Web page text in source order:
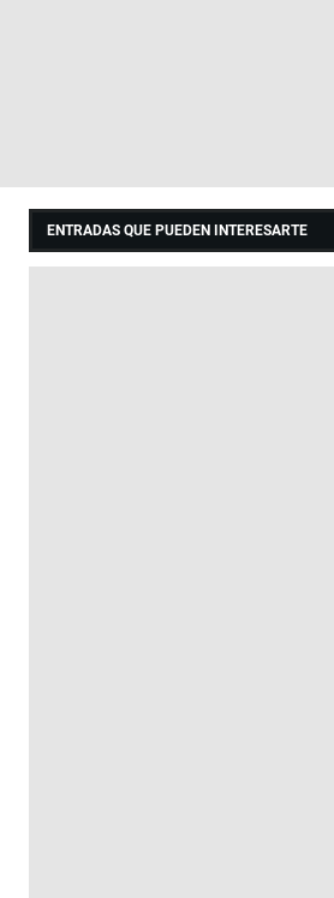
ENTRADAS QUE PUEDEN INTERESARTE